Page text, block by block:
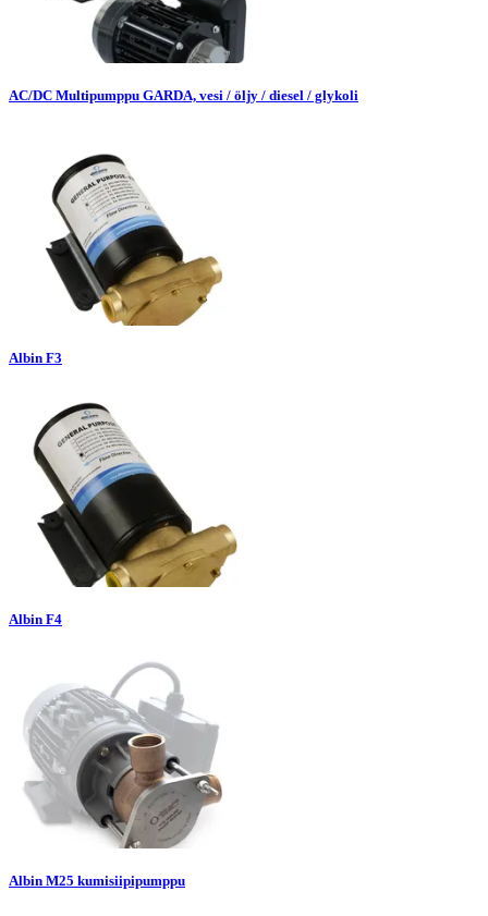
AC/DC Multipumppu GARDA, vesi / öljy / diesel / glykoli
Albin F3
Albin F4
Albin M25 kumisiipipumppu